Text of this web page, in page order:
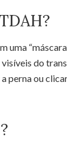
do
ou